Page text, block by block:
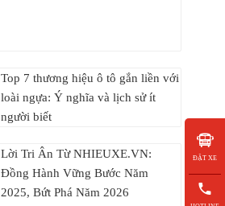
Top 7 thương hiệu ô tô gắn liền với
loài ngựa: Ý nghĩa và lịch sử ít
người biết
Lời Tri Ân Từ NHIEUXE.VN:
Đồng Hành Vững Bước Năm
2025, Bứt Phá Năm 2026
ĐẶT XE